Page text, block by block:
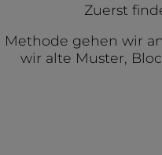
Zuerst
Methode gehen wir
wir alte Muster,